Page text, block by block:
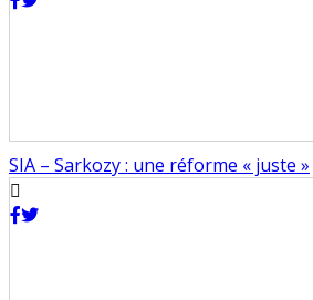
SIA – Sarkozy : une réforme « juste »